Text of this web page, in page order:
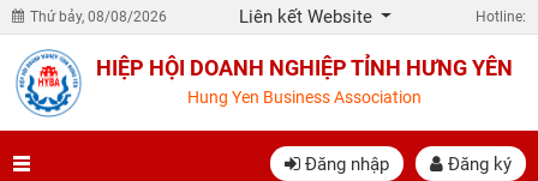
Thứ bảy, 08/08/2026 Liên kết Website Hotline:
HIỆP HỘI DOANH NGHIỆP TỈNH HƯNG YÊN
Hung Yen Business Association
Đăng nhập Đăng ký